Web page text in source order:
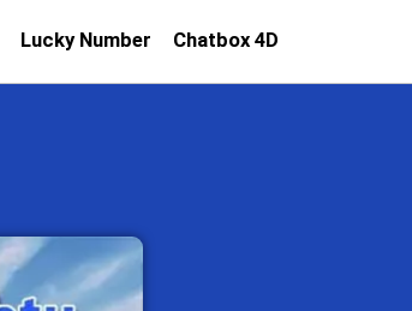
Lucky Number Chatbox 4D